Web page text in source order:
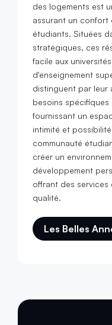
des logements est
assurant un confort
étudiants. Situées
stratégiques, ces
facile aux
d'enseignement
distinguent par leur
besoins
fournissant un
intimité et
communauté
créer un
développement
offrant des services
qualité.
Les Belles